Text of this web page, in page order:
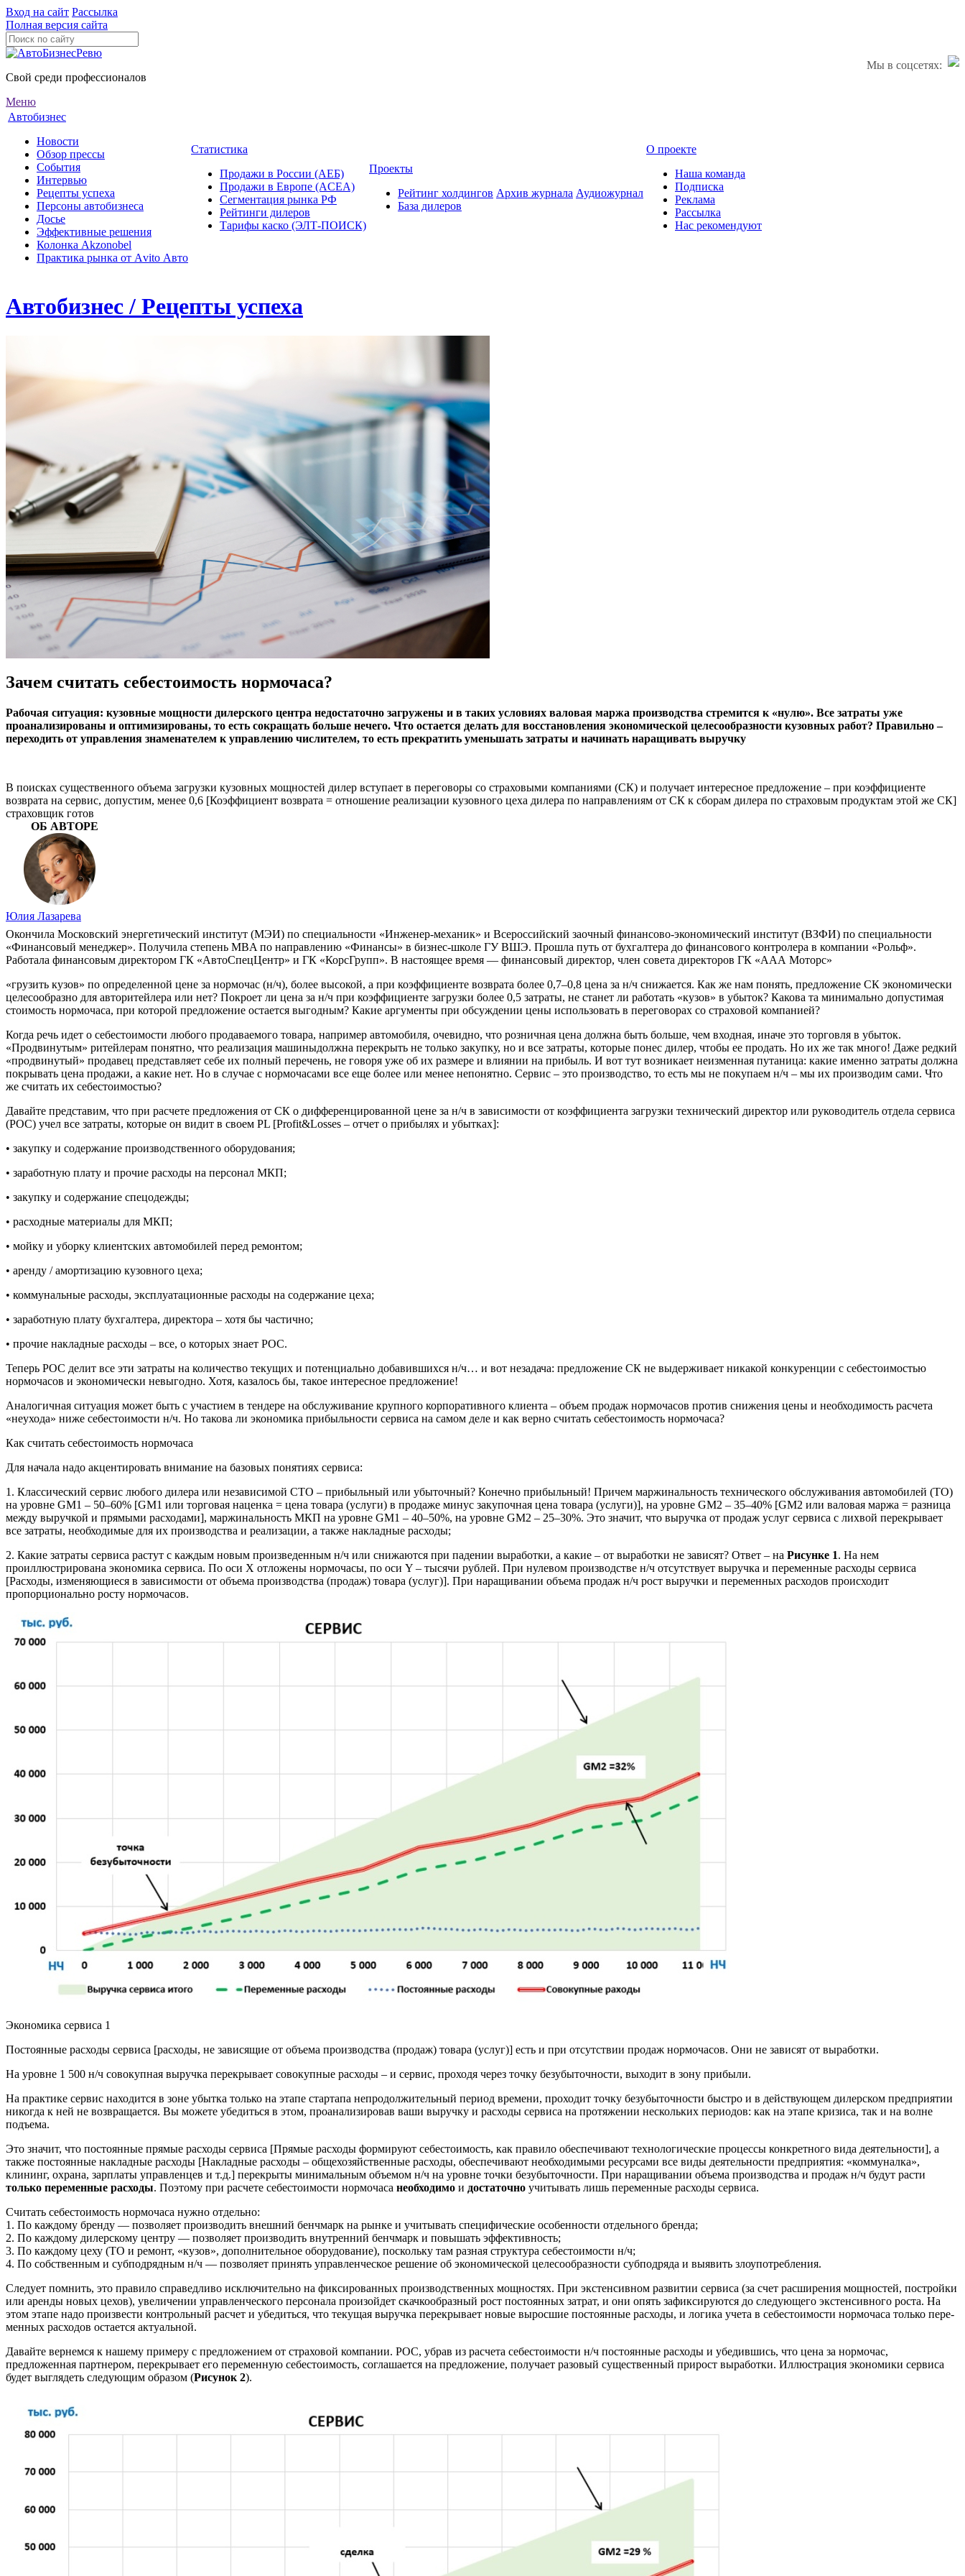
Вход на сайт Рассылка
Полная версия сайта
Мы в соцсетях:
Свой среди профессионалов
Меню
Автобизнес
Новости
Обзор прессы
События
Интервью
Рецепты успеха
Персоны автобизнеса
Досье
Эффективные решения
Колонка Akzonobel
Практика рынка от Аvito Авто
Статистика
Продажи в России (АЕБ)
Продажи в Европе (ACEA)
Сегментация рынка РФ
Рейтинги дилеров
Тарифы каско (ЭЛТ-ПОИСК)
Проекты
Рейтинг холдингов
База дилеров
Архив журнала Аудиожурнал
О проекте
Наша команда
Подписка
Реклама
Рассылка
Нас рекомендуют
Автобизнес / Рецепты успеха
Зачем считать себестоимость нормочаса?
Рабочая ситуация: кузовные мощности дилерского центра недостаточно загружены и в таких условиях валовая маржа производства стремится к «нулю». Все затраты уже
проанализированы и оптимизированы, то есть сокращать больше нечего. Что остается делать для восстановления экономической целесообразности кузовных работ? Правильно –
переходить от управления знаменателем к управлению числителем, то есть прекратить уменьшать затраты и начинать наращивать выручку
В поисках существенного объема загрузки кузовных мощностей дилер вступает в переговоры со страховыми компаниями (СК) и получает интересное предложение – при коэффи­циенте
возврата на сервис, допустим, менее 0,6 [Коэффициент возврата = отно­шение реализации кузовного цеха дилера по направлениям от СК к сборам дилера по страховым продуктам этой же СК]
страхов­щик готов
ОБ АВТОРЕ
Юлия Лазарева
Окончила Московский энергетический институт (МЭИ) по специальности «Инженер-механик» и Всероссийский заочный финансово-экономический институт (ВЗФИ) по специальности
«Финансовый менеджер». Получила степень MBA по направлению «Финансы» в бизнес-школе ГУ ВШЭ. Прошла путь от бухгалтера до финансового контролера в компании «Рольф».
Работала финансовым директором ГК «АвтоСпецЦентр» и ГК «КорсГрупп». В настоящее время — финансовый директор, член совета директоров ГК «ААА Моторс»
«грузить кузов» по определен­ной цене за нормочас (н/ч), более высо­кой, а при коэффициенте возврата более 0,7–0,8 цена за н/ч снижается. Как же нам понять, предложение СК экономически
целесообразно для авторитейлера или нет? Покроет ли цена за н/ч при коэффициенте загрузки более 0,5 затраты, не станет ли работать «кузов» в убыток? Какова та минимально допустимая
стоимость нор­мочаса, при которой предложение остает­ся выгодным? Какие аргументы при обсуж­дении цены использовать в переговорах со страховой компанией?
Когда речь идет о себестоимости любого продаваемого товара, например автомоби­ля, очевидно, что розничная цена должна быть больше, чем входная, иначе это тор­говля в убыток.
«Продвинутым» ритейле­рам понятно, что реализация машиныдолжна перекрыть не только закупку, но и все затраты, которые понес дилер, чтобы ее продать. Но их же так много! Даже ред­кий
«продвинутый» продавец представляет себе их полный перечень, не говоря уже об их размере и влиянии на прибыль. И вот тут возникает неизменная путаница: какие именно затраты должна
покрывать цена продажи, а какие нет. Но в случае с нормо­часами все еще более или менее непонят­но. Сервис – это производство, то есть мы не покупаем н/ч – мы их производим сами. Что
же считать их себестоимостью?
Давайте представим, что при расчете предложения от СК о дифференцирован­ной цене за н/ч в зависимости от коэффи­циента загрузки технический директор или руководитель отдела сервиса
(РОС) учел все затраты, которые он видит в своем PL [Profit&Losses – отчет о прибылях и убытках]:
• закупку и содержание производственно­го оборудования;
• заработную плату и прочие расходы на персонал МКП;
• закупку и содержание спецодежды;
• расходные материалы для МКП;
• мойку и уборку клиентских автомоби­лей перед ремонтом;
• аренду / амортизацию кузовного цеха;
• коммунальные расходы, эксплуатацион­ные расходы на содержание цеха;
• заработную плату бухгалтера, директо­ра – хотя бы частично;
• прочие накладные расходы – все, о которых знает РОС.
Теперь РОС делит все эти затраты на количество текущих и потенциально доба­вившихся н/ч… и вот незадача: предложе­ние СК не выдерживает никакой конкурен­ции с себестоимостью
нормочасов и эко­номически невыгодно. Хотя, казалось бы, такое интересное предложение!
Аналогичная ситуация может быть с уча­стием в тендере на обслуживание крупного корпоративного клиента – объем продаж нормочасов против снижения цены и необ­ходимость расчета
«неухода» ниже себестоимости н/ч. Но такова ли экономика при­быльности сервиса на самом деле и как верно считать себестоимость нормочаса?
Как считать себестоимость нормочаса
Для начала надо акцентировать внимание на базовых понятиях сервиса:
1. Классический сервис любого дилера или независимой СТО – прибыльный или убыточный? Конечно прибыльный! При­чем маржинальность технического обслуживания автомобилей (ТО)
на уровне GM1 – 50–60% [GM1 или торго­вая наценка = цена товара (услуги) в продаже минус закупочная цена това­ра (услуги)], на уровне GM2 – 35–40% [GM2 или валовая маржа = разница
между выручкой и прямыми расхода­ми], маржинальность МКП на уровне GM1 – 40–50%, на уровне GM2 – 25–30%. Это значит, что выручка от про­даж услуг сервиса с лихвой перекрывает
все затраты, необходимые для их произ­водства и реализации, а также наклад­ные расходы;
2. Какие затраты сервиса растут с каждым новым произведенным н/ч или снижа­ются при падении выработки, а какие – от выработки не зависят? Ответ – на Рисунке 1. На нем
проиллюстрирована экономика сервиса. По оси Х отложены нормочасы, по оси Y – тысячи рублей. При нулевом производстве н/ч отсут­ствует выручка и переменные расходы сервиса
[Расходы, изменяющиеся в зави­симости от объема производства (про­даж) товара (услуг)]. При наращивании объема продаж н/ч рост выручки и пере­менных расходов происходит
пропорционально росту нормочасов.
Экономика сервиса 1
Постоянные расходы сервиса [расходы, не зависящие от объема производства (продаж) товара (услуг)] есть и при отсут­ствии продаж нормочасов. Они не зависят от выработки.
На уровне 1 500 н/ч совокупная выручка перекрывает совокупные расходы – и сер­вис, проходя через точку безубыточности, выходит в зону прибыли.
На практике сервис находится в зоне убытка только на этапе стартапа непродол­жительный период времени, проходит точку безубыточности быстро и в действу­ющем дилерском предприятии
никогда к ней не возвращается. Вы можете убе­диться в этом, проанализировав ваши выручку и расходы сервиса на протяжении нескольких периодов: как на этапе кризи­са, так и на волне
подъема.
Это значит, что постоянные прямые рас­ходы сервиса [Прямые расходы формиру­ют себестоимость, как правило обеспечи­вают технологические процессы конкрет­ного вида деятельности], а
также постоян­ные накладные расходы [Накладные рас­ходы – общехозяйственные расходы, обе­спечивают необходимыми ресурсами все виды деятельности предприятия: «комму­налка»,
клининг, охрана, зарплаты управ­ленцев и т.д.] перекрыты минимальным объемом н/ч на уровне точки безубыточ­ности. При наращивании объема произ­водства и продаж н/ч будут расти
только переменные расходы. Поэтому при рас­чете себестоимости нормочаса необходи­мо и достаточно учитывать лишь пере­менные расходы сервиса.
Считать себестоимость нормочаса нужно отдельно:
1. По каждому бренду — позволяет производить внешний бенчмарк на рынке и учитывать специфические особенности отдельного бренда;
2. По каждому дилерскому центру — позволяет производить внутренний бенчмарк и повышать эффективность;
3. По каждому цеху (ТО и ремонт, «кузов», дополнительное оборудование), поскольку там разная структура себестоимости н/ч;
4. По собственным и субподрядным н/ч — позволяет принять управленческое решение об экономической целесообразности субподряда и выявить злоупотребления.
Следует помнить, это правило справед­ливо исключительно на фиксированных производственных мощностях. При экс­тенсивном развитии сервиса (за счет рас­ширения мощностей, постройки
или арен­ды новых цехов), увеличении управленче­ского персонала произойдет скачкообраз­ный рост постоянных затрат, и они опять зафиксируются до следующего экстенсив­ного роста. На
этом этапе надо произвести контрольный расчет и убедиться, что теку­щая выручка перекрывает новые вырос­шие постоянные расходы, и логика учета в себестоимости нормочаса только пере­
менных расходов остается актуальной.
Давайте вернемся к нашему примеру с предложением от страховой компании. РОС, убрав из расчета себестоимости н/ч постоянные расходы и убедившись, что цена за нормочас,
предложенная партне­ром, перекрывает его переменную себе­стоимость, соглашается на предложение, получает разовый существенный прирост выработки. Иллюстрация экономики сер­виса
будет выглядеть следующим образом (Рисунок 2).